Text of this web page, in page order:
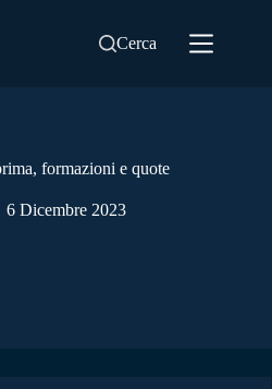
Cerca
formazioni e quote
6 Dicembre 2023